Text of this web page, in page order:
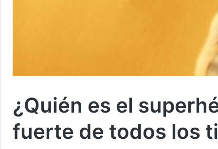
¿Quién es el
fuerte de todos los